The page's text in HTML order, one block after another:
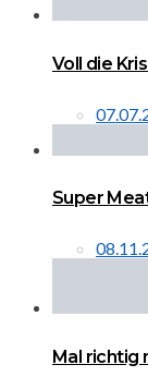
Voll die
Super
Mal richtig